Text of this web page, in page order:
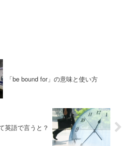
「be bound for」の意味と使い方
英語で言うと？